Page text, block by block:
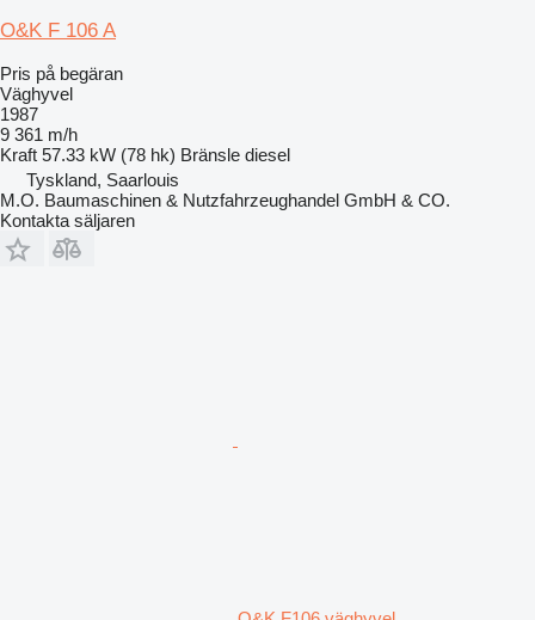
O&K F 106 A
Pris på begäran
Väghyvel
1987
9 361 m/h
Kraft 57.33 kW (78 hk) Bränsle diesel
Tyskland, Saarlouis
M.O. Baumaschinen & Nutzfahrzeughandel GmbH & CO.
Kontakta säljaren